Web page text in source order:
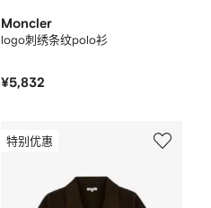
Moncler
logo刺绣条纹polo衫
¥5,832
特别优惠